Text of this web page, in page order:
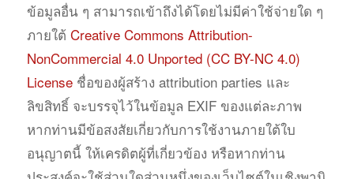
ข้อมูลอื่น ๆ สามารถเข้าถึงได้โดยไม่มีค่าใช้จ่ายใด ๆ
ภายใต้ Creative Commons Attribution-
NonCommercial 4.0 Unported (CC BY-NC 4.0)
Licenseชื่อของผู้สร้าง attribution parties และ
ลิขสิทธิ์ จะบรรจุไว้ในข้อมูล EXIF ของแต่ละภาพ
หากท่านมีข้อสงสัยเกี่ยวกับการใช้งานภายใต้ใบ
อนุญาตนี้ ให้เครดิตผู้ที่เกี่ยวข้อง หรือหากท่าน